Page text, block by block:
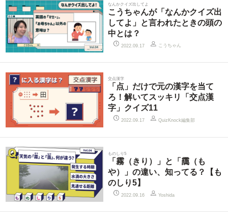
なんかクイズ出してよ
こうちゃんが「なんかクイズ出
してよ」と言われたときの頭の
中とは？
2022.09.17 こうちゃん
交点漢字
「点」だけで元の漢字を当て
ろ！解いてスッキリ「交点漢
字」クイズ11
2022.09.17 QuizKnock編集部
ものしり5
「霧（きり）」と「靄（も
や）」の違い、知ってる？【も
のしり5】
2022.09.16 Yoshida